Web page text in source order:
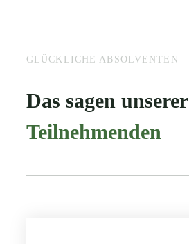
GLÜCKLICHE ABSOLVENTEN
Das sagen unserer
Teilnehmenden